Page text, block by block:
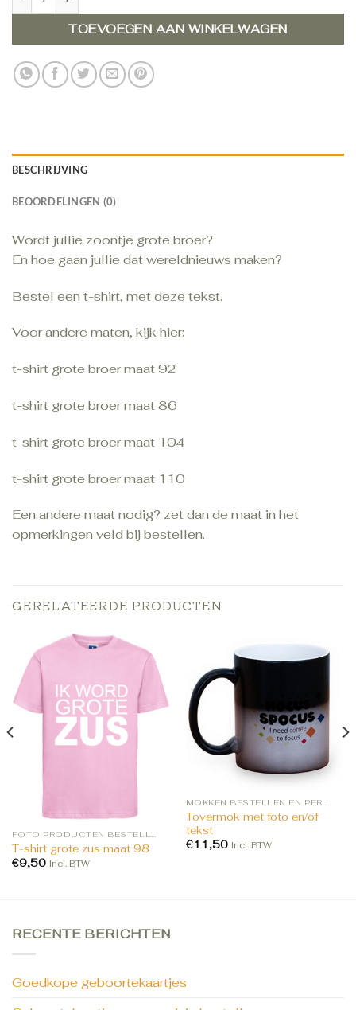
TOEVOEGEN AAN WINKELWAGEN
BESCHRIJVING
BEOORDELINGEN (0)
Wordt jullie zoontje grote broer?
En hoe gaan jullie dat wereldnieuws maken?
Bestel een t-shirt, met deze tekst.
Voor andere maten, kijk hier:
t-shirt grote broer maat 92
t-shirt grote broer maat 86
t-shirt grote broer maat 104
t-shirt grote broer maat 110
Een andere maat nodig? zet dan de maat in het
opmerkingen veld bij bestellen.
GERELATEERDE PRODUCTEN
FOTO PRODUCTEN BESTELLEN
T-shirt grote zus maat 98
€9,50 Incl. BTW
MOKKEN BESTELLEN EN PERSONALISEREN
Tovermok met foto en/of
tekst
€11,50 Incl. BTW
RECENTE BERICHTEN
Goedkope geboortekaartjes